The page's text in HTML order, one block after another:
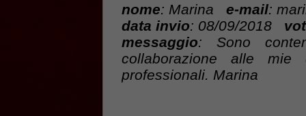
nome: Marina e-mail:
data invio: 08/09/2018
messaggio: Sono
collaborazione alle mie
professionali. Marina